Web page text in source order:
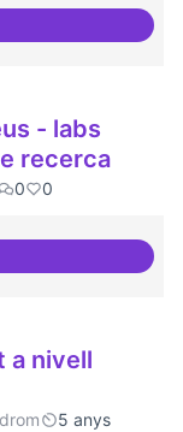
- labs
recerca
0 0
d'ateneus -
a nivell
5 anys